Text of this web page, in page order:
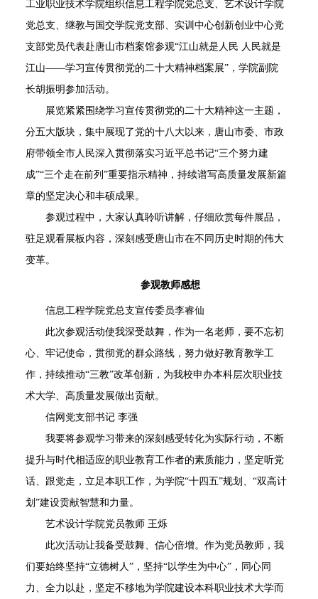
工业职业技术学院组织信息工程学院党总支、艺术设计学院
党总支、继教与国交学院党支部、实训中心创新创业中心党
支部党员代表赴唐山市档案馆参观“江山就是人民 人民就是
江山——学习宣传贯彻党的二十大精神档案展”，学院副院
长胡振明参加活动。
展览紧紧围绕学习宣传贯彻党的二十大精神这一主题，
分五大版块，集中展现了党的十八大以来，唐山市委、市政
府带领全市人民深入贯彻落实习近平总书记“三个努力建
成”“三个走在前列”重要指示精神，持续谱写高质量发展新篇
章的坚定决心和丰硕成果。
参观过程中，大家认真聆听讲解，仔细欣赏每件展品，
驻足观看展板内容，深刻感受唐山市在不同历史时期的伟大
变革。
参观教师感想
信息工程学院党总支宣传委员李睿仙
此次参观活动使我深受鼓舞，作为一名老师，要不忘初
心、牢记使命，贯彻党的群众路线，努力做好教育教学工
作，持续推动“三教”改革创新，为我校申办本科层次职业技
术大学、高质量发展做出贡献。
信网党支部书记 李强
我要将参观学习带来的深刻感受转化为实际行动，不断
提升与时代相适应的职业教育工作者的素质能力，坚定听党
话、跟党走，立足本职工作，为学院“十四五”规划、“双高计
划”建设贡献智慧和力量。
艺术设计学院党员教师 王烁
此次活动让我备受鼓舞、信心倍增。作为党员教师，我
们要始终坚持“立德树人”，坚持“以学生为中心”，同心同
力、全力以赴，坚定不移地为学院建设本科职业技术大学而